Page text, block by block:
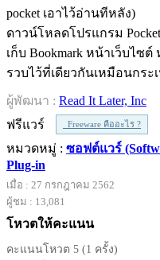
ดาวน์โหลดโปรแกรม
เก็บ Bookmark หน้าเว็บไซ
รวบไว้ที่เดียวกันเหมือนกระ
ผู้พัฒนา : Read It Later, Inc
ฟรีแวร์
Freeware คืออะไร ?
หมวดหมู่ : ซอฟต์แวร์
Plug-in
เมื่อ : 27 กรกฎาคม 2562
ผู้ชม : 13,081
โหวตให้คะแนน
คะแนนโหวต 5 (1 ครั้ง)